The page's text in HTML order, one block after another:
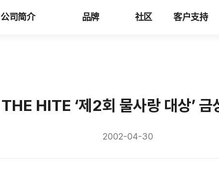
公司简介 品牌 社区 客户支持
THE HITE ‘제2회 물사랑 대상’ 금
2002-04-30